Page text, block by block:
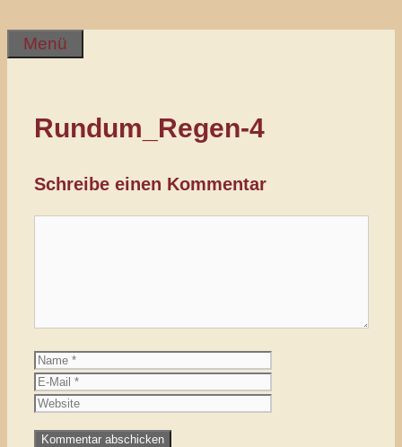
Menü
Rundum_Regen-4
Schreibe einen Kommentar
Name